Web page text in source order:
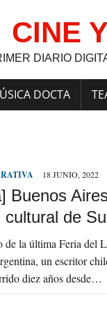
CINE
DIARIO
DOCTA
18 JUNIO, 2022
Buenos
cultural de
de la última Feria del
un escritor
diez años desde…